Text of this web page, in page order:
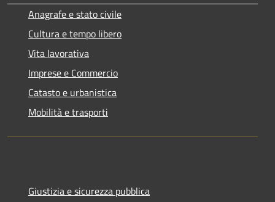
Anagrafe e stato civile
Cultura e tempo libero
Vita lavorativa
Imprese e Commercio
Catasto e urbanistica
Mobilità e trasporti
Giustizia e sicurezza pubblica